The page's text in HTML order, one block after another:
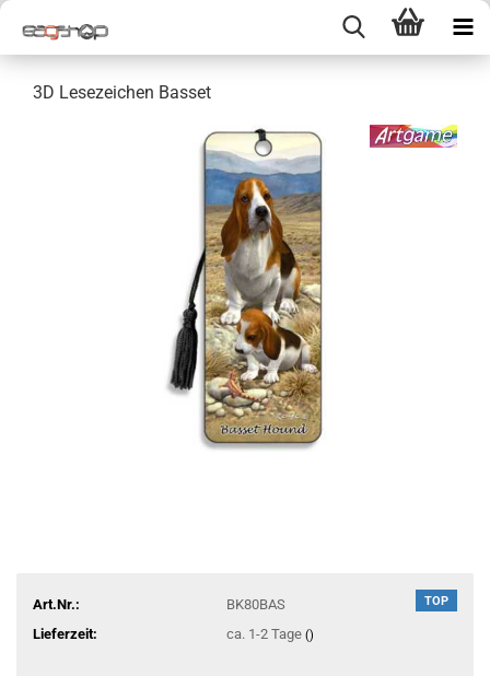
3D Lesezeichen Basset
TOP
Art.Nr.:
BK80BAS
Lieferzeit:
ca. 1-2 Tage ()